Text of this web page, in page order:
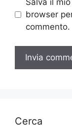
Salva il
browser
commento.
Cerca